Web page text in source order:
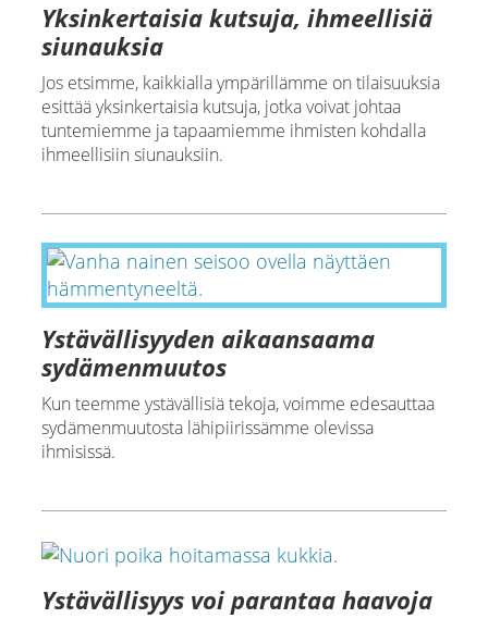
Yksinkertaisia kutsuja, ihmeellisiä
siunauksia
Jos etsimme, kaikkialla ympärillämme on tilaisuuksia
esittää yksinkertaisia kutsuja, jotka voivat johtaa
tuntemiemme ja tapaamiemme ihmisten kohdalla
ihmeellisiin siunauksiin.
Ystävällisyyden aikaansaama
sydämenmuutos
Kun teemme ystävällisiä tekoja, voimme edesauttaa
sydämenmuutosta lähipiirissämme olevissa
ihmisissä.
Ystävällisyys voi parantaa haavoja